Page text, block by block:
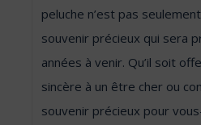
peluche n’est pas
souvenir précieux qui sera
années à venir. Qu’il soit
sincère à un être cher ou
souvenir précieux pour